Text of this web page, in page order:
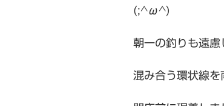
(;^ω^)
朝一の釣りも遠
混み合う環状線を